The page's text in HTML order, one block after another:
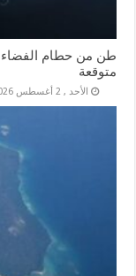
طن من حطام الفضاء
متوقعة
الأحد , 2 أغسطس 2026